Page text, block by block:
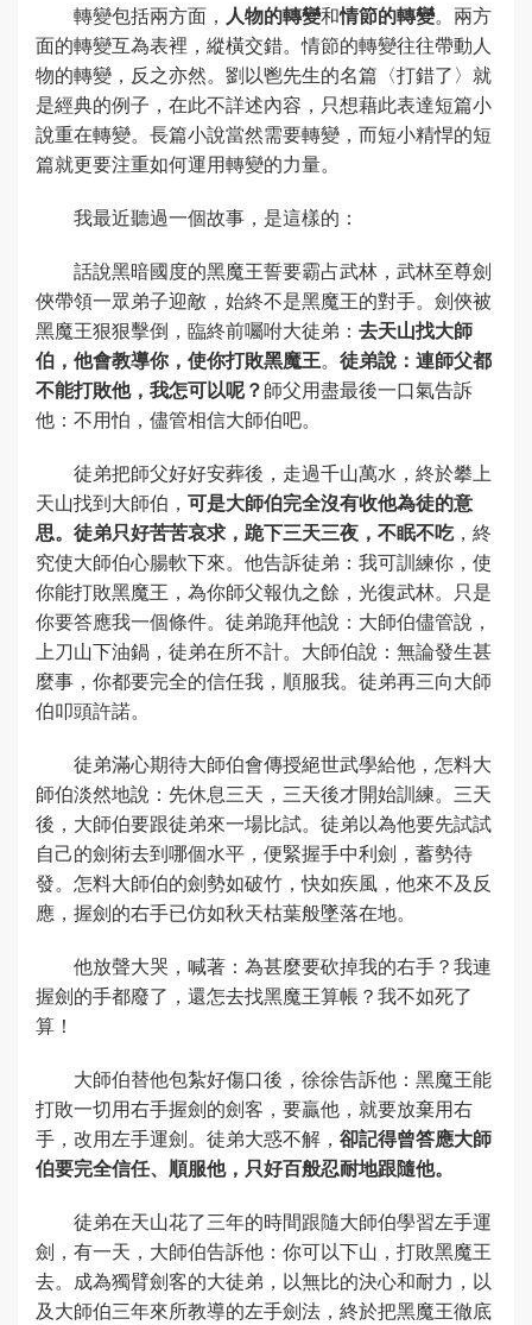
轉變包括兩方面， 人物的轉變和情節的轉變。兩方
面的轉變互為表裡，縱橫交錯。情節的轉變往往帶動人
物的轉變，反之亦然。劉以鬯先生的名篇〈打錯了〉就
是經典的例子，在此不詳述內容，只想藉此表達短篇小
說重在轉變。長篇小說當然需要轉變，而短小精悍的短
篇就更要注重如何運用轉變的力量。
我最近聽過一個故事，是這樣的：
話說黑暗國度的黑魔王誓要霸占武林，武林至尊劍
俠帶領一眾弟子迎敵，始終不是黑魔王的對手。劍俠被
黑魔王狠狠擊倒，臨終前囑咐大徒弟： 去天山找大師
伯，他會教導你，使你打敗黑魔王。 徒弟說：連師父都
不能打敗他，我怎可以呢？師父用盡最後一口氣告訴
他：不用怕，儘管相信大師伯吧。
徒弟把師父好好安葬後，走過千山萬水，終於攀上
天山找到大師伯， 可是大師伯完全沒有收他為徒的意
思。徒弟只好苦苦哀求，跪下三天三夜，不眠不吃，終
究使大師伯心腸軟下來。他告訴徒弟：我可訓練你，使
你能打敗黑魔王，為你師父報仇之餘，光復武林。只是
你要答應我一個條件。徒弟跪拜他說：大師伯儘管說，
上刀山下油鍋，徒弟在所不計。大師伯說：無論發生甚
麼事，你都要完全的信任我，順服我。徒弟再三向大師
伯叩頭許諾。
徒弟滿心期待大師伯會傳授絕世武學給他，怎料大
師伯淡然地說：先休息三天，三天後才開始訓練。三天
後，大師伯要跟徒弟來一場比試。徒弟以為他要先試試
自己的劍術去到哪個水平，便緊握手中利劍，蓄勢待
發。怎料大師伯的劍勢如破竹，快如疾風，他來不及反
應，握劍的右手已仿如秋天枯葉般墜落在地。
他放聲大哭，喊著：為甚麼要砍掉我的右手？我連
握劍的手都廢了，還怎去找黑魔王算帳？我不如死了
算！
大師伯替他包紮好傷口後，徐徐告訴他：黑魔王能
打敗一切用右手握劍的劍客，要贏他，就要放棄用右
手，改用左手運劍。徒弟大惑不解， 卻記得曾答應大師
伯要完全信任、順服他，只好百般忍耐地跟隨他。
徒弟在天山花了三年的時間跟隨大師伯學習左手運
劍，有一天，大師伯告訴他：你可以下山，打敗黑魔王
去。成為獨臂劍客的大徒弟，以無比的決心和耐力，以
及大師伯三年來所教導的左手劍法，終於把黑魔王徹底